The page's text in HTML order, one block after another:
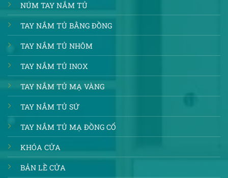
NÚM TAY NẮM TỦ
TAY NẮM TỦ BẰNG ĐỒNG
TAY NẮM TỦ NHÔM
TAY NẮM TỦ INOX
TAY NẮM TỦ MẠ VÀNG
TAY NẮM TỦ SỨ
TAY NẮM TỦ MẠ ĐỒNG CỔ
KHÓA CỬA
BẢN LỀ CỬA